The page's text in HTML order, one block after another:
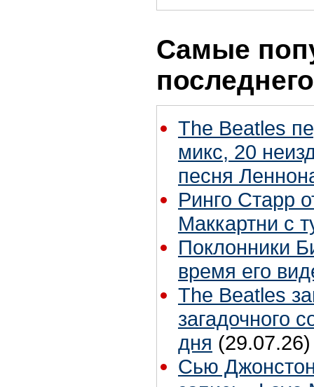
Самые
The Beatles
микс, 20
песня
Ринго Старр
Маккартни с
Поклонники
время его
The Beatles
загадочного
дня (29.07.26)
Сью